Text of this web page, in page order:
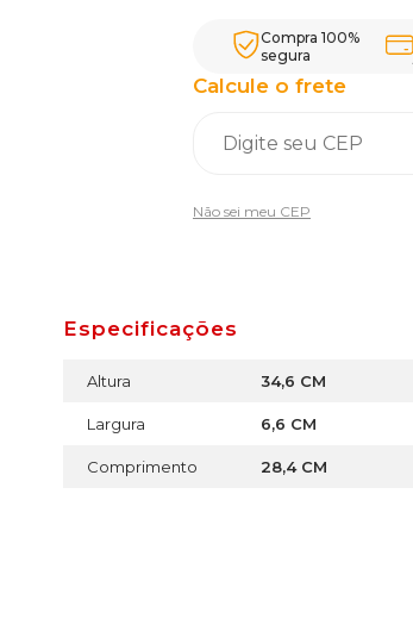
Calcule o frete
Não sei meu CEP
Compra 100%
segura
Especificações
Altura 34,6 CM
Largura 6,6 CM
Comprimento 28,4 CM